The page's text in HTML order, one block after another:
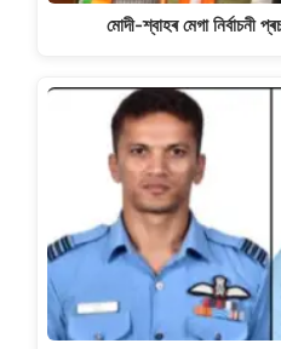
মোদী-শ্বাহৰ মেগা নিৰ্বাচনী